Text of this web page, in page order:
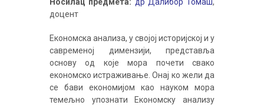
доцент
Економска анализа, у својој историјској и у
савременој димензији, представља
основу од које мора почети свако
економско истраживање. Онај ко жели да
се бави економијом као науком мора
темељно упознати Економску анализу